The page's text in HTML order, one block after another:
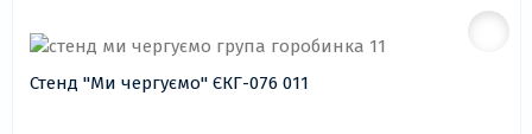
Стенд "Ми чергуємо" ЄКГ-076 011